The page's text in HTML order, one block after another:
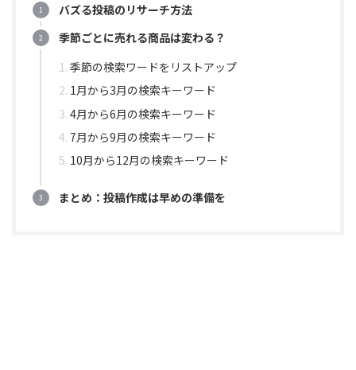
バズる投稿のリサーチ方法
季節ごとに売れる商品は変わる？
季節の検索ワードをリストアップ
1月から3月の検索キーワード
4月から6月の検索キーワード
7月から9月の検索キーワード
10月から12月の検索キーワード
まとめ：投稿作成は早めの準備を